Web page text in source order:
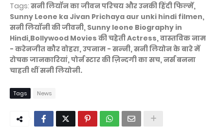
Tags: सनी लियॉन का जीवन परिचय और उनकी हिंदी फिल्में,
Sunny Leone ka Jivan Prichaya aur unki hindi filmen,
सनी लियॉनी की जीवनी, Sunny leone Biography in
Hindi,Bollywood Movies की चहेती Actress, वास्तविक नाम
- करेनजीत कौर वोहरा, उपनाम - सन्‍नी, सनी लियोन के बारे में
रोचक जानकारियां, पोर्न स्टार की ज़िन्दगी का सच, नर्स बनना
चाहती थीं सनी लियोनी.
Tags News